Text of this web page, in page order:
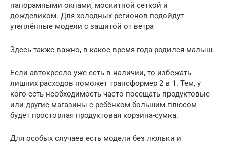
панорамными окнами, москитной сеткой и
дождевиком. Для холодных регионов подойдут
утеплённые модели с защитой от ветра
Здесь также важно, в какое время года родился малыш.
Если автокресло уже есть в наличии, то избежать
лишних расходов поможет трансформер 2 в 1. Тем, у
кого есть необходимость часто посещать продуктовые
или другие магазины с ребёнком большим плюсом
будет просторная продуктовая корзина-сумка.
Для особых случаев есть модели без люльки и